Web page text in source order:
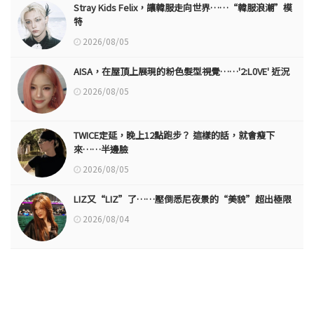
Stray Kids Felix，讓韓服走向世界……“韓服浪潮”模
特
2026/08/05
AISA，在屋頂上展現的粉色髮型視覺……'2:L0VE' 近況
2026/08/05
TWICE定延，晚上12點跑步？ 這樣的話，就會瘦下
來……半邊臉
2026/08/05
LIZ又“LIZ”了……壓倒悉尼夜景的“美貌”超出極限
2026/08/04